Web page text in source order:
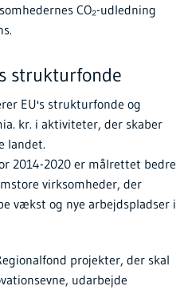
CO₂-udledning
tons.
strukturfonde
EU's strukturfonde og
kr. i aktiviteter, der skaber
landet.
2014-2020 er målrettet bedre
virksomheder, der
vækst og nye arbejdspladser i
projekter, der skal
udarbejde